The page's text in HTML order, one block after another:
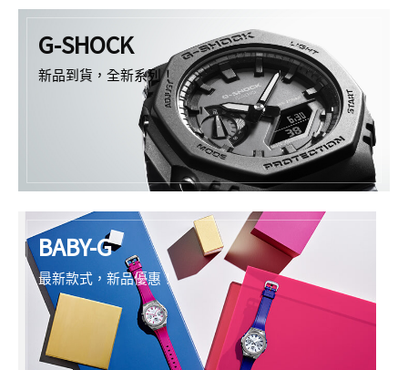
G-SHOCK
新品到貨，全新系列！
BABY-G
最新款式，新品優惠！